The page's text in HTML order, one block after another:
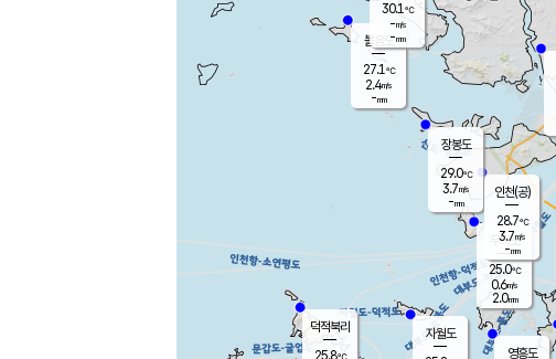
무의도
25.0℃
0.6m/s
2.0mm
영흥도
볼음도
27.1℃
2.4m/s
-mm
자월도
장봉도
29.0℃
3.7m/s
-mm
덕적북리
25.8℃
인천(공)
28.7℃
3.7m/s
-mm
30.1℃
-m/s
-mm